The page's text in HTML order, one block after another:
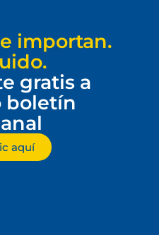
importan.
gratis a
boletín
aquí